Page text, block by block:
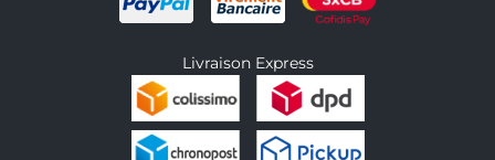
Livraison Express